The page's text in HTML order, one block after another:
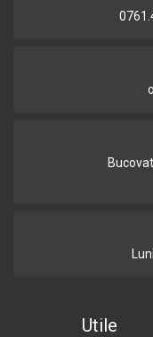
Utile